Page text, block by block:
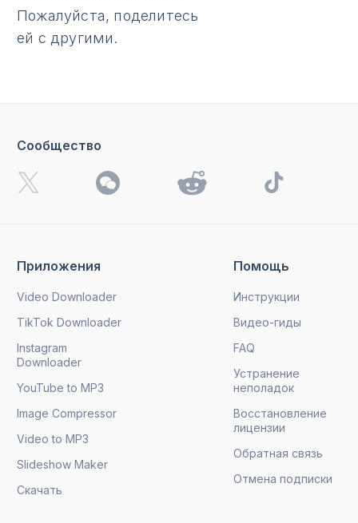
Пожалуйста, поделитесь
ей с другими.
Приложения
Video Downloader
TikTok Downloader
Instagram
Downloader
YouTube to MP3
Image Compressor
Video to MP3
Slideshow Maker
Скачать
Помощь
Инструкции
Видео-гиды
FAQ
Устранение
неполадок
Восстановление
лицензии
Обратная связь
Отмена подписки
Сообщество